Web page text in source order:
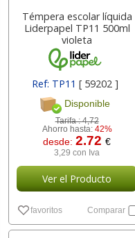
Témpera escolar líquida
Liderpapel TP11 500ml
violeta
Ref: TP11 [ 59202 ]
Disponible
Tarifa :4,72
Ahorro hasta: 42%
desde:2.72€
3,29 con Iva
Ver el Producto
favoritos Comparar